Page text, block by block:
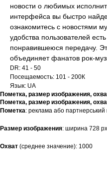
новости о любимых
интерфейса вы быстро
ознакомитесь с новостями
удобства пользователей
понравившеюся передачу.
объединяет фанатов рок-
DR: 41 - 50
Посещаемость: 101 - 200К
Язык: UA
Пометка, размер изображения,
Пометка, размер изображения,
Пометка: реклама або партнерський
Размер изображения: ширина 728 рх
Охват (среднее значение): 1000